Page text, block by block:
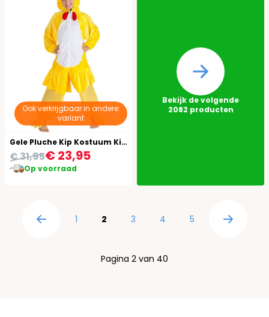
Ook verkrijgbaar in andere:
variant
Gele Pluche Kip Kostuum Kind
€ 23,95
€ 31,95
Op voorraad
Bekijk de volgende
2082 producten
Pagina
Pagina
1 U lees momenteel pagina
2 Pagina
3 Pagina
4 Pagina
5 Pagina
Pagina 2 van 40